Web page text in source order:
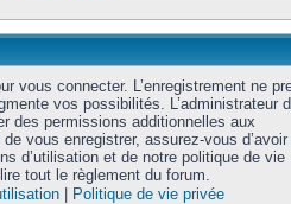
vous connecter. L’enregistrement ne
vos possibilités. L’administrateur
des permissions additionnelles aux
vous enregistrer, assurez-vous
d’utilisation et de notre politique de vie
tout le règlement du forum.
Politique de vie privée